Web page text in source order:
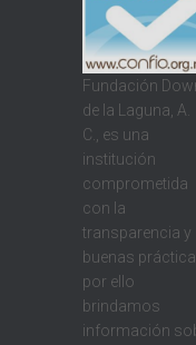
Fundación
de la Laguna, A.
C., es una
institución
comprometida
con la
transparencia y
buenas
por ello
brindamos
información